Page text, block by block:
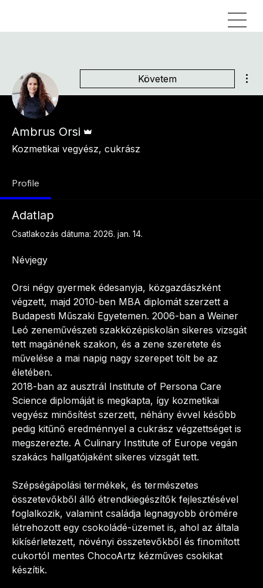
Követem
Ambrus Orsi
Kozmetikai vegyész, cukrász
Profile
Adatlap
Csatlakozás dátuma: 2026. jan. 14.
Névjegy
Orsi négy gyermek édesanyja, közgazdászként
végzett, majd 2010-ben MBA diplomát szerzett a
Budapesti Műszaki Egyetemen. 2006-ban a Weiner
Leó zeneművészeti szakközépiskolán sikeres vizsgát
tett magánének szakon, és a zene szeretete és
művelése a mai napig nagy szerepet tölt be az
életében.
2018-ban az ausztrál Institute of Persona Care
Science diplomáját is megkapta, így kozmetikai
vegyész minősítést szerzett, néhány évvel később
pedig kitűnő eredménnyel a cukrász végzettséget is
megszerezte. A Culinary Institute of Europe vegán
szakács hallgatójaként sikeres vizsgát tett.
Szépségápolási termékek, és természetes
összetevőkből álló étrendkiegészítők fejlesztésével
foglalkozik, valamint családja legnagyobb örömére
létrehozott egy csokoládé-üzemet is, ahol az általa
kikísérletezett, növényi összetevőkből és finomított
cukortól mentes ChocoArtz kézműves csokikat
készítik.